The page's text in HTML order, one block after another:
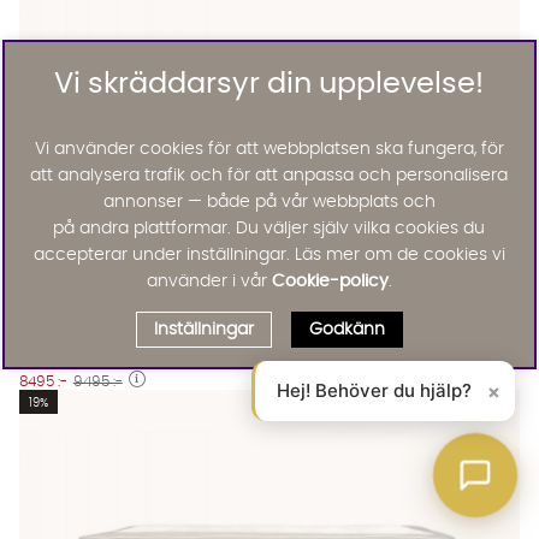
ÄNGELHOLM Deluxe 120 Medium Mörkgrå Finns även i dessa
ÄNGELHOLM Deluxe 120 Medium Mörkgrå
8495 :- 9495 :-
Lägg
19%
Vi skräddarsyr din upplevelse!
Vi använder cookies för att webbplatsen ska fungera, för
att analysera trafik och för att anpassa och personalisera
annonser — både på vår webbplats och
på andra plattformar. Du väljer själv vilka cookies du
accepterar under inställningar. Läs mer om de cookies vi
använder i vår Cookie-policy.
Inställningar Godkänn
Hej! Behöver du hjälp? ×